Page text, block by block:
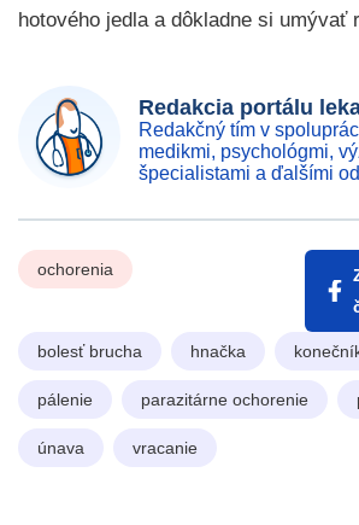
hotového jedla a dôkladne si umývať
Redakcia portálu
Redakčný tím v
medikmi, psychológmi,
špecialistami a ďalšími
ochorenia
bolesť brucha hnačka
pálenie parazitárne ochorenie
únava vracanie